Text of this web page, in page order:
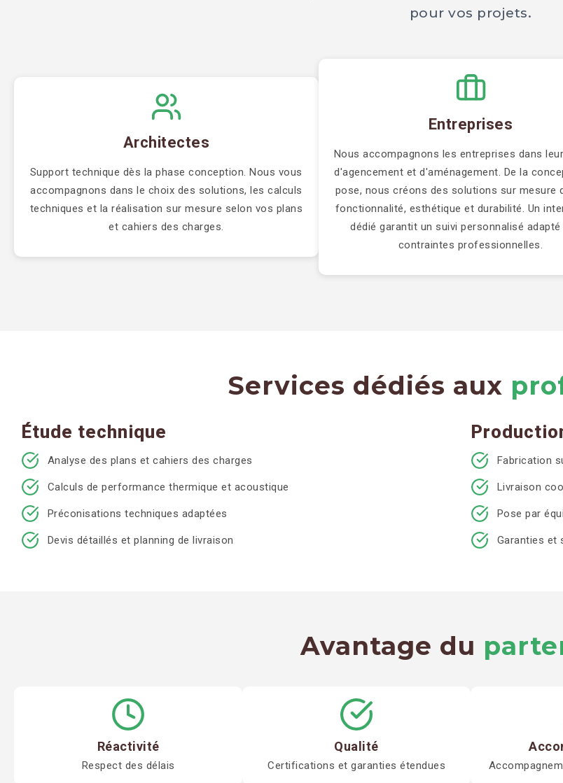
pour vos projets.
Architectes
Support technique dès la phase conception. Nous vous
accompagnons dans le choix des solutions, les calculs
techniques et la réalisation sur mesure selon vos plans
et cahiers des charges.
Entreprises
Nous accompagnons les entreprises dans
d'agencement et d'aménagement. De la
pose, nous créons des solutions sur mesure
fonctionnalité, esthétique et durabilité. Un
dédié garantit un suivi personnalisé adapté
contraintes professionnelles.
Services dédiés aux
Étude technique
Analyse des plans et cahiers des charges
Calculs de performance thermique et acoustique
Préconisations techniques adaptées
Devis détaillés et planning de livraison
Fabrication
Livraison
Pose par
Garanties et
Avantage du
Réactivité
Respect des délais
Qualité
Certifications et garanties étendues